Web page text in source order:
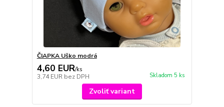
ČIAPKA Uško modrá
4,60 EUR/ks
3,74 EUR bez DPH Skladom 5 ks
Zvoliť variant